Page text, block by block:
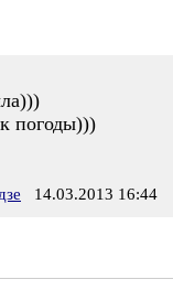
погоды)))
14.03.2013 16:44